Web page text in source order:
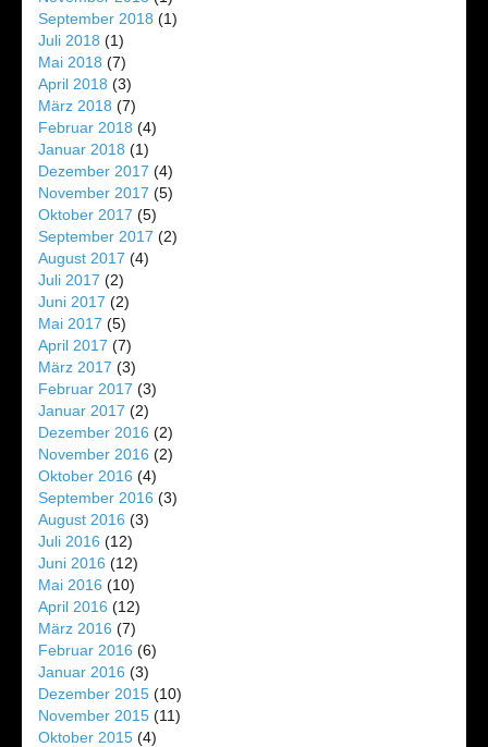
September 2018 (1)
Juli 2018 (1)
Mai 2018 (7)
April 2018 (3)
März 2018 (7)
Februar 2018 (4)
Januar 2018 (1)
Dezember 2017 (4)
November 2017 (5)
Oktober 2017 (5)
September 2017 (2)
August 2017 (4)
Juli 2017 (2)
Juni 2017 (2)
Mai 2017 (5)
April 2017 (7)
März 2017 (3)
Februar 2017 (3)
Januar 2017 (2)
Dezember 2016 (2)
November 2016 (2)
Oktober 2016 (4)
September 2016 (3)
August 2016 (3)
Juli 2016 (12)
Juni 2016 (12)
Mai 2016 (10)
April 2016 (12)
März 2016 (7)
Februar 2016 (6)
Januar 2016 (3)
Dezember 2015 (10)
November 2015 (11)
Oktober 2015 (4)